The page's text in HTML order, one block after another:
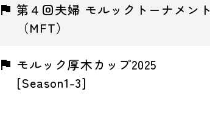
第４回夫婦 モルックトーナメント
（MFT）
モルック厚木カップ2025
[Season1-3]